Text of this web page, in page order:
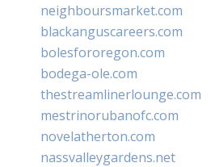
neighboursmarket.com
blackanguscareers.com
bolesfororegon.com
bodega-ole.com
thestreamlinerlounge.com
mestrinorubanofc.com
novelatherton.com
nassvalleygardens.net